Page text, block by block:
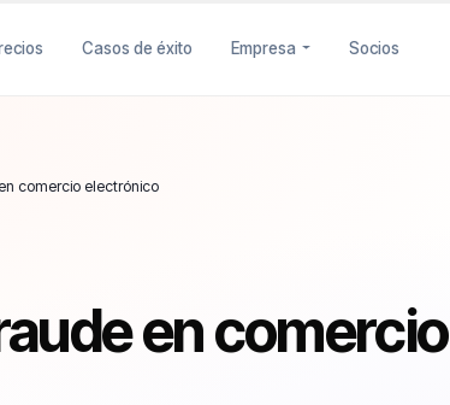
Casos de éxito Empresa Socios
comercio electrónico
en comercio